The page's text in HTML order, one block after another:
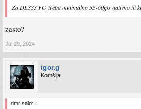
Za DLSS3 FG treba minimalno 55-60fps nativno ili
zasto?
Jul 29, 2024
igor.g
Komšija
dmr said: ↑